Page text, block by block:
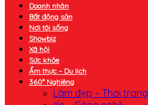
Doanh nhân
Bất động sản
Nơi tôi sống
Showbiz
Xã hội
Sức khỏe
Ẩm thực – Du lịch
360° Nghiêng
Làm đẹp – Thời trang